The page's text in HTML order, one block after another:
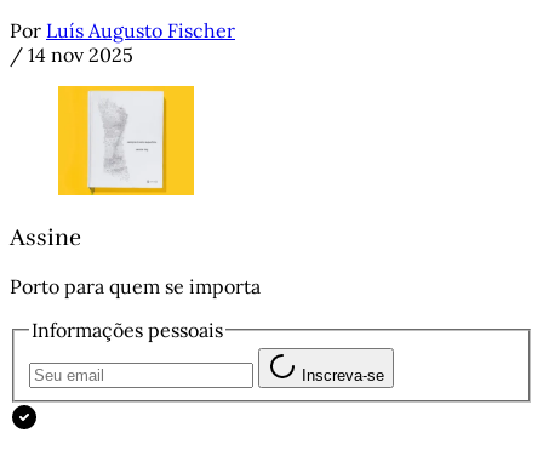
Por Luís Augusto Fischer
/ 14 nov 2025
Assine
Porto para quem se importa
Informações pessoais
Inscreva-se